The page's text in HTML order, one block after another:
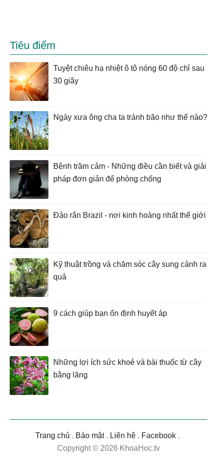
Tiêu điểm
Tuyệt chiêu hạ nhiệt ô tô nóng 60 độ chỉ sau
30 giây
Ngày xưa ông cha ta tránh bão như thế nào?
Bệnh trầm cảm - Những điều cần biết và giải
pháp đơn giản để phòng chống
Đảo rắn Brazil - nơi kinh hoàng nhất thế giới
Kỹ thuật trồng và chăm sóc cây sung cảnh ra
quả
9 cách giúp bạn ổn định huyết áp
Những lợi ích sức khoẻ và bài thuốc từ cây
bằng lăng
Trang chủ . Bảo mật. Liên hệ . Facebook .
Copyright © 2026 KhoaHoc.tv